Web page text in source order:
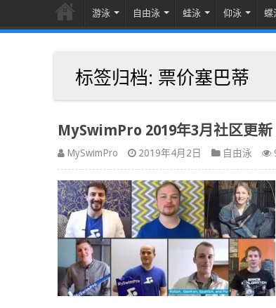
游泳 自由泳 蛙泳 仰泳 蝶
标签归档: 票价塞巴蒂
MySwimPro 2019年3月社区更
MySwimPro 2019年4月2日 自由泳